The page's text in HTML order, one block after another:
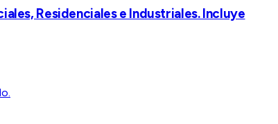
Residenciales e Industriales. Incluye